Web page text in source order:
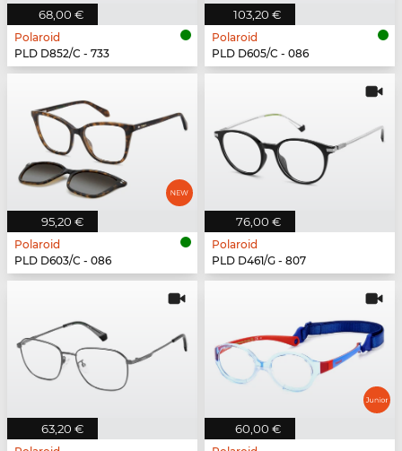
68,00 €
Polaroid
PLD D852/C - 733
103,20 €
Polaroid
PLD D605/C - 086
95,20 €
Polaroid
PLD D603/C - 086
76,00 €
Polaroid
PLD D461/G - 807
63,20 € 60,00 €